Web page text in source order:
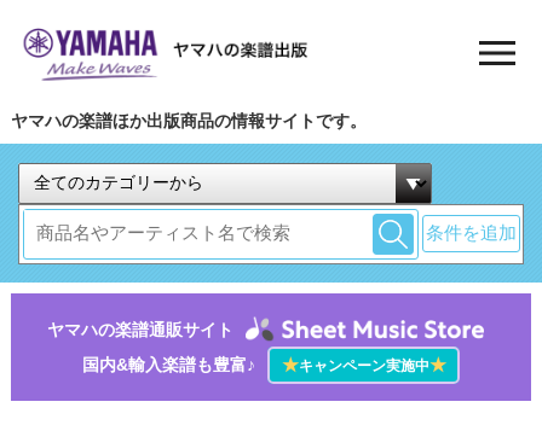
ヤマハの楽譜ほか出版商品の情報サイトです。
条件を追加
ヤマハの楽譜通販サイト
国内&輸入楽譜も豊富♪
★キャンペーン実施中★